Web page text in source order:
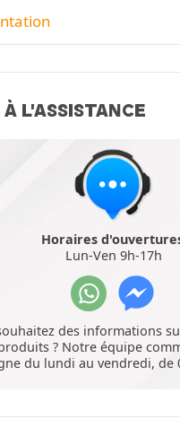
À L'ASSISTANCE
Horaires
Lun-Ven 9h-17h
des informations
? Notre équipe
du lundi au vendredi, de